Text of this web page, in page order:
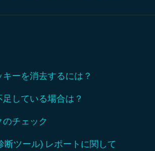
ーを消去するには？
している場合は？
チェック
断ツール) レポートに関して